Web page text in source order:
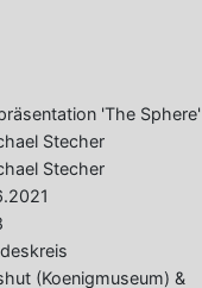
'The Sphere'
Stecher
Stecher
(Koenigmuseum) &